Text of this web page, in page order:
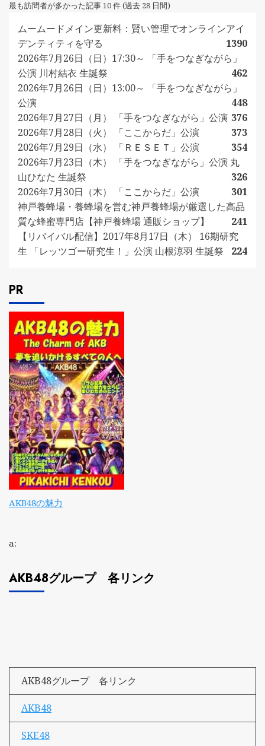
最も訪問者が多かった記事 10 件 (過去 28 日間)
ムームードメイン更新料：賢い管理でオンラインアイ
デンティティを守る
1390
2026年7月26日（日）17:30～ 「手をつなぎながら」
公演 川村結衣 生誕祭
462
2026年7月26日（日）13:00～ 「手をつなぎながら」
公演
448
2026年7月27日（月） 「手をつなぎながら」公演 376
2026年7月28日（火） 「ここからだ」公演
373
2026年7月29日（水） 「ＲＥＳＥＴ」公演
354
2026年7月23日（木） 「手をつなぎながら」公演 丸
山ひなた 生誕祭
326
2026年7月30日（木） 「ここからだ」公演
301
神戸養蜂場・養蜂場を営む神戸養蜂場が厳選した高品
質な蜂蜜専門店【神戸養蜂場 通販ショップ】
241
【リバイバル配信】2017年8月17日（木） 16期研究
生 「レッツゴー研究生！」公演 山根涼羽 生誕祭
224
PR
AKB48の魅力
a:
AKB48グループ 各リンク
AKB48グループ 各リンク
AKB48
SKE48